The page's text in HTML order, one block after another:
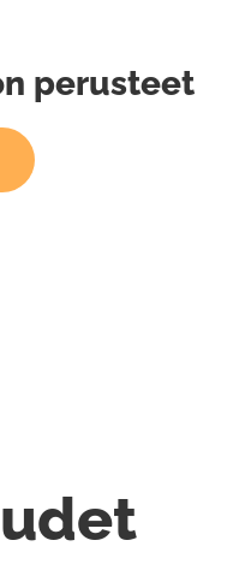
perusteet